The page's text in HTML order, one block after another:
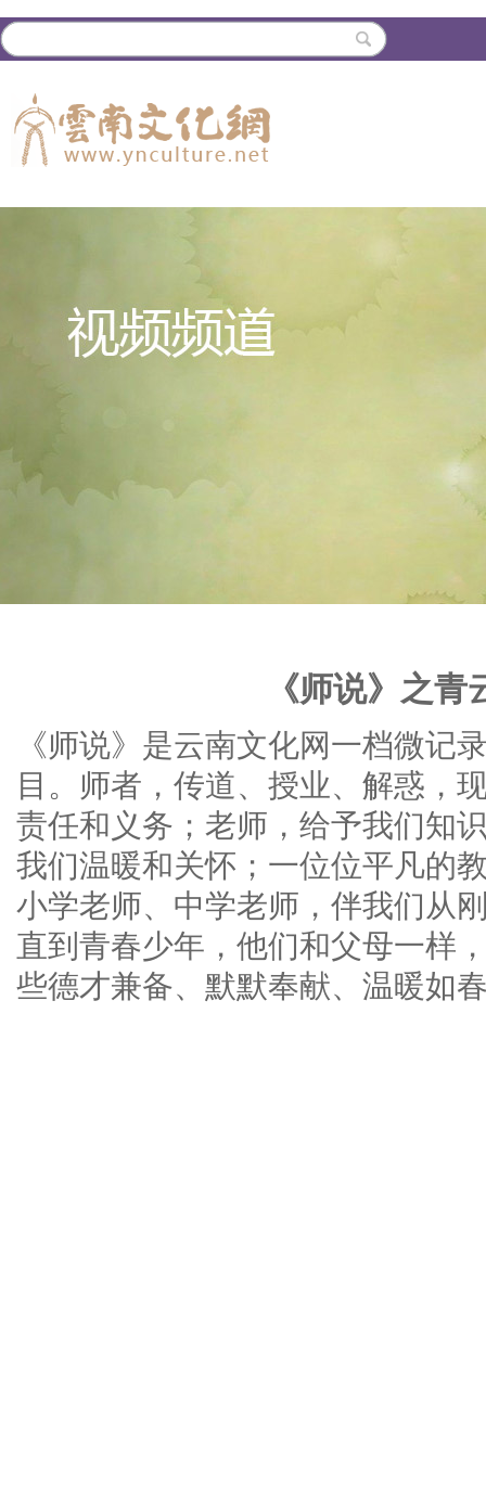
《师说》之
《师说》是云南文化网一档微记
目。师者，传道、授业、解惑，
责任和义务；老师，给予我们知
我们温暖和关怀；一位位平凡的
小学老师、中学老师，伴我们从
直到青春少年，他们和父母一样
些德才兼备、默默奉献、温暖如